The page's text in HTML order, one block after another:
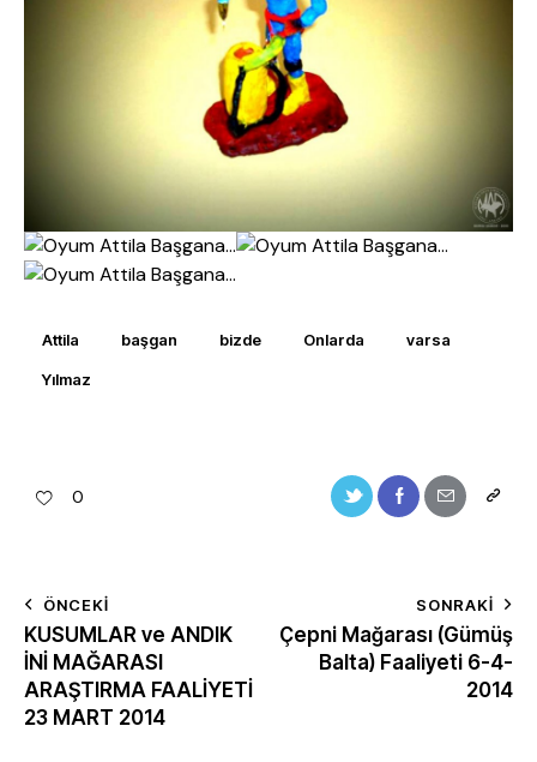
Attila başgan bizde Onlarda varsa
Yılmaz
0
ÖNCEKI
KUSUMLAR ve ANDIK
İNİ MAĞARASI
ARAŞTIRMA FAALİYETİ
23 MART 2014
SONRAKI
Çepni Mağarası (Gümüş
Balta) Faaliyeti 6-4-
2014